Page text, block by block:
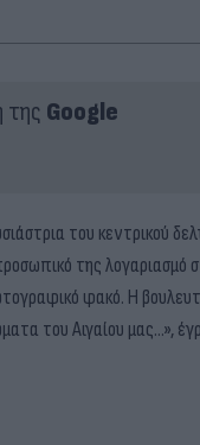
της Google
του κεντρικού
της
φακό. Η
του Αιγαίου μας…»,